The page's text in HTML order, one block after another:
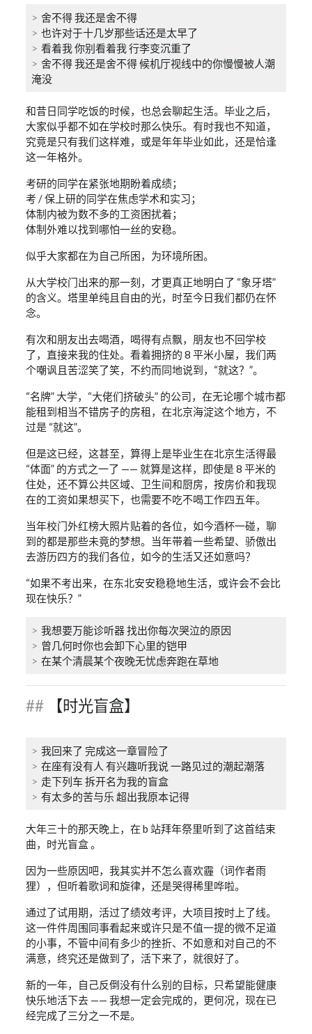
舍不得 我还是舍不得
也许对于十几岁那些话还是太早了
看着我 你别看着我 行李变沉重了
舍不得 我还是舍不得 候机厅视线中的你慢慢被人潮
淹没
和昔日同学吃饭的时候，也总会聊起生活。毕业之后，
大家似乎都不如在学校时那么快乐。有时我也不知道，
究竟是只有我们这样难，或是年年毕业如此，还是恰逢
这一年格外。
考研的同学在紧张地期盼着成绩；
考 / 保上研的同学在焦虑学术和实习；
体制内被为数不多的工资困扰着；
体制外难以找到哪怕一丝的安稳。
似乎大家都在为自己所困，为环境所困。
从大学校门出来的那一刻，才更真正地明白了 “象牙塔”
的含义。塔里单纯且自由的光，时至今日我们都仍在怀
念。
有次和朋友出去喝酒，喝得有点飘，朋友也不回学校
了，直接来我的住处。看着拥挤的 8 平米小屋，我们两
个嘲讽且苦涩笑了笑，不约而同地说到，“就这？”。
“名牌” 大学，“大佬们挤破头” 的公司，在无论哪个城市都
能租到相当不错房子的房租，在北京海淀这个地方，不
过是 “就这”。
但是这已经，这甚至，算得上是毕业生在北京生活得最
“体面” 的方式之一了 —— 就算是这样，即使是 8 平米的
住处，还不算公共区域、卫生间和厨房，按房价和我现
在的工资如果想买下，也需要不吃不喝工作四五年。
当年校门外红榜大照片贴着的各位，如今酒杯一碰，聊
到的都是那些未竟的梦想。当年带着一些希望、骄傲出
去游历四方的我们各位，如今的生活又还如意吗？
“如果不考出来，在东北安安稳稳地生活，或许会不会比
现在快乐？”
我想要万能诊听器 找出你每次哭泣的原因
曾几何时你也会卸下心里的铠甲
在某个清晨某个夜晚无忧虑奔跑在草地
【时光盲盒】
我回来了 完成这一章冒险了
在座有没有人 有兴趣听我说 一路见过的潮起潮落
走下列车 拆开名为我的盲盒
有太多的苦与乐 超出我原本记得
大年三十的那天晚上，在 b 站拜年祭里听到了这首结束
曲，时光盲盒 。
因为一些原因吧，我其实并不怎么喜欢霾（词作者雨
狸），但听着歌词和旋律，还是哭得稀里哗啦。
通过了试用期，活过了绩效考评，大项目按时上了线。
这一件件周围同事看起来或许只是不值一提的微不足道
的小事，不管中间有多少的挫折、不如意和对自己的不
满意，终究还是做到了，活下来了，就很好了。
新的一年，自己反倒没有什么别的目标，只希望能健康
快乐地活下去 —— 我想一定会完成的，更何况，现在已
经完成了三分之一不是。